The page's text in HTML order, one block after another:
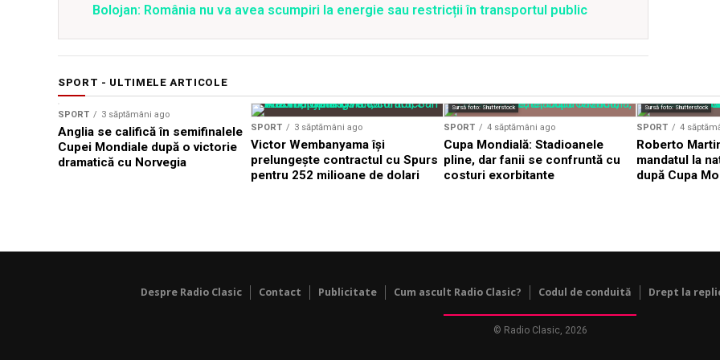
Bolojan: România nu va avea scumpiri la energie sau restricții în transportul public
SPORT - ULTIMELE ARTICOLE
SPORT 3 săptămâni ago
Anglia se califică în semifinalele
Cupei Mondiale după o victorie
dramatică cu Norvegia
SPORT 3 săptămâni ago
Victor Wembanyama își
prelungește contractul cu Spurs
pentru 252 milioane de dolari
Sursă foto: Shutterstock
SPORT 4 săptămâni ago
Cupa Mondială: Stadioanele
pline, dar fanii se confruntă cu
costuri exorbitante
Sursă foto: Shutterstock
SPORT 4
Roberto
mandatul la
după Cupa
Despre Radio Clasic Contact Publicitate Cum ascult Radio Clasic? Codul de conduită Drept la
© Radio Clasic, 2026